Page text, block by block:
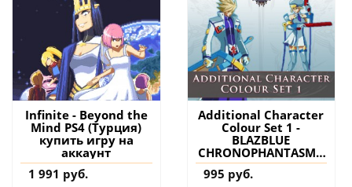
Infinite - Beyond the
Mind PS4 (Турция)
купить игру на
аккаунт
1 991 руб.
Additional Character
Colour Set 1 -
BLAZBLUE
CHRONOPHANTASMA
EXTEND PS4 (Турция)
купить дополнение
995 руб.